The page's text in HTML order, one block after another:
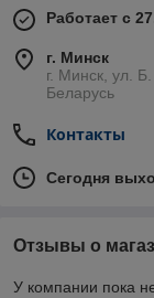
Работает с
г. Минск
г. Минск, ул.
Беларусь
Контакты
Сегодня
Отзывы о
У компании пока